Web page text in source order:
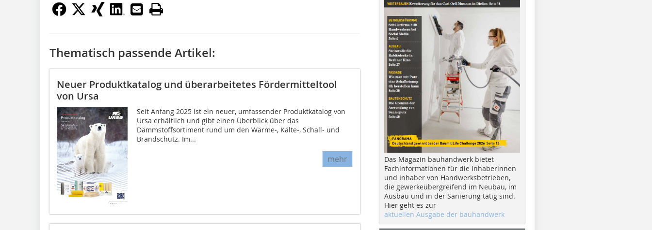
Thematisch passende Artikel:
Neuer Produktkatalog und überarbeitetes Fördermitteltool
von Ursa
Seit Anfang 2025 ist ein neuer, umfassender Produktkatalog von
Ursa erhältlich und gibt einen Überblick über das
Dämmstoffsortiment rund um den Wärme-, Kälte-, Schall- und
Brandschutz. Im...
mehr
Das Magazin bauhandwerk bietet
Fachinformationen für die Inhaberinnen
und Inhaber von Handwerksbetrieben,
die gewerkeübergreifend im Neubau, im
Ausbau und in der Sanierung tätig sind.
Hier geht es zur
aktuellen Ausgabe der bauhandwerk